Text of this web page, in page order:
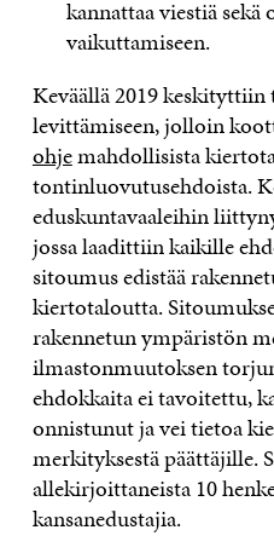
kannattaa viestiä sekä
vaikuttamiseen.
Keväällä 2019
levittämiseen, jolloin
ohjemahdollisista
tontinluovutusehdoista.
eduskuntavaaleihin
jossa laadittiin kaikille
sitoumus edistää
kiertotaloutta.
rakennetun ympäristön
ilmastonmuutoksen
ehdokkaita ei tavoitettu,
onnistunut ja vei tietoa
merkityksestä päättäjille.
allekirjoittaneista 10
kansanedustajia.